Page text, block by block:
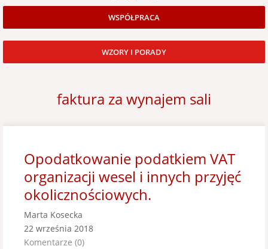
WSPÓŁPRACA
WZORY I PORADY
faktura za wynajem sali
Opodatkowanie podatkiem VAT
organizacji wesel i innych przyjęć
okolicznościowych.
Marta Kosecka
22 września 2018
Komentarze (0)